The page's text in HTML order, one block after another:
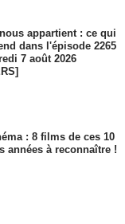
appartient : ce qui
dans l'épisode 2265
7 août 2026
: 8 films de ces 10
années à reconnaître !